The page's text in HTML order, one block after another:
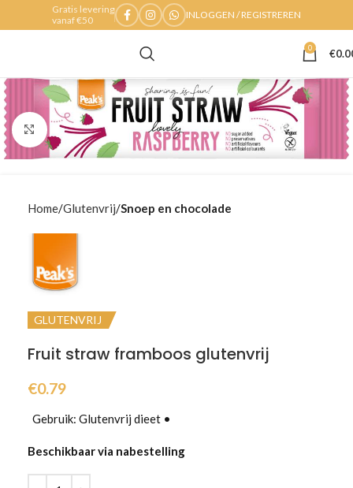
Gratis levering
vanaf €50
INLOGGEN / REGISTREREN
0 €
Klik om te vergroten
Home Glutenvrij Snoep en chocolade
GLUTENVRIJ
Fruit straw framboos glutenvrij
€0.79
Gebruik: Glutenvrij dieet •
Beschikbaar via nabestelling